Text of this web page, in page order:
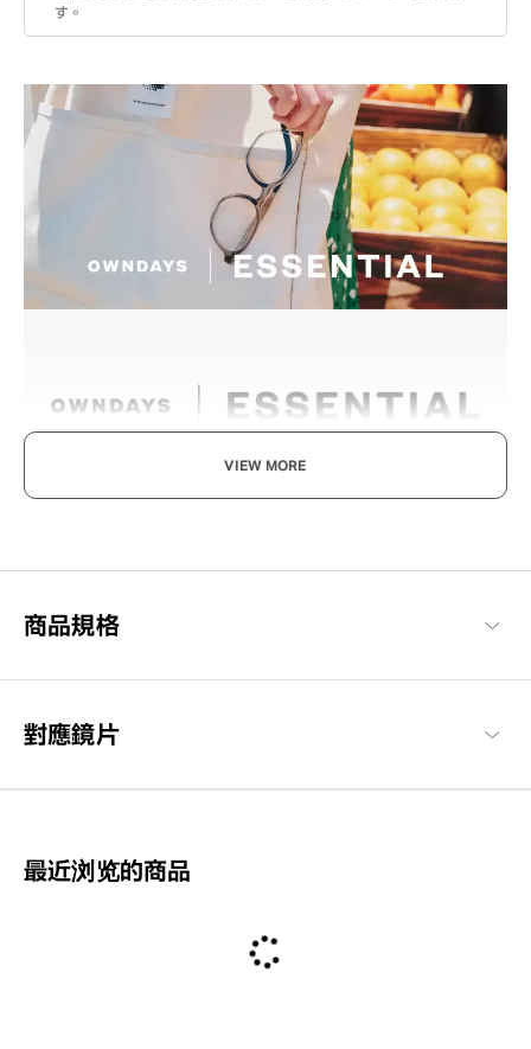
す。
享受眼鏡的樂趣，迎接美好日常
VIEW MORE
商品規格
對應鏡片
最近浏览的商品